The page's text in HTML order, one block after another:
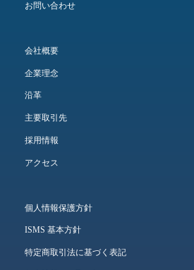
お問い合わせ
会社概要
企業理念
沿革
主要取引先
採用情報
アクセス
個人情報保護方針
ISMS 基本方針
特定商取引法に基づく表記